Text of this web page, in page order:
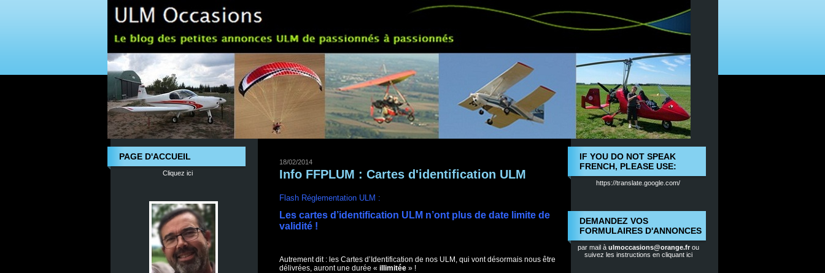
PAGE D'ACCUEIL
Cliquez ici
IF YOU DO NOT SPEAK
FRENCH, PLEASE USE:
https://translate.google.com/
DEMANDEZ VOS
FORMULAIRES D'ANNONCES
par mail à ulmoccasions@orange.frou
suivez les instructions en cliquant ici
18/02/2014
Info FFPLUM : Cartes d'identification ULM
Flash Réglementation ULM :
Les cartes d’identification ULM n’ont plus de date limite de
validité !
Autrement dit : les Cartes d’Identification de nos ULM, qui vont désormais nous être
délivrées, auront une durée « illimitée» !